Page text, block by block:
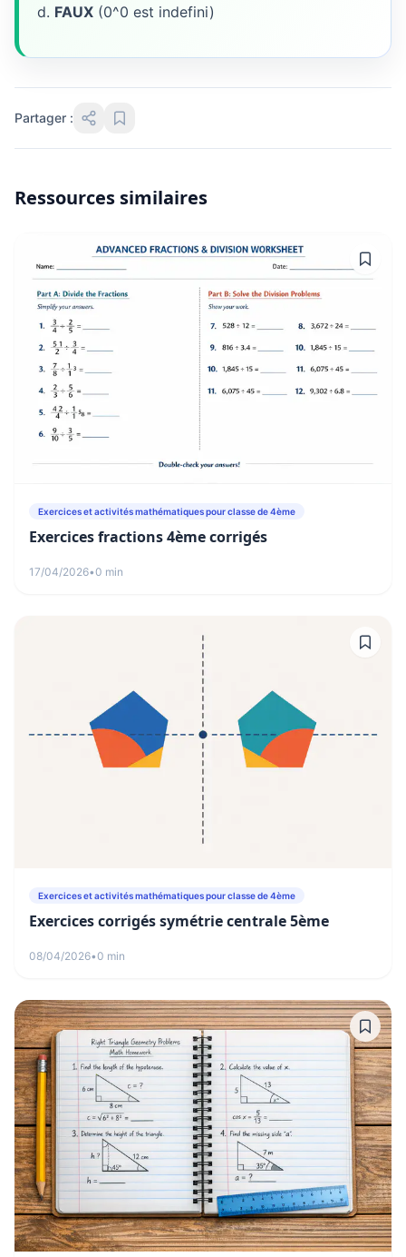
d. FAUX (0^0 est indefini)
Partager :
Ressources similaires
Exercices et activités mathématiques pour classe de 4ème
Exercices fractions 4ème corrigés
17/04/2026•0 min
Exercices et activités mathématiques pour classe de 4ème
Exercices corrigés symétrie centrale 5ème
08/04/2026•0 min